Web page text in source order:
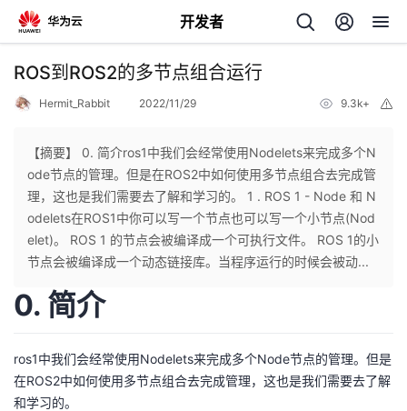
开发者
返
个
人
主
页
我
的
开
发
ROS到ROS2的多节点组合运行
Hermit_Rabbit 2022/11/29 9.3k+
【摘要】 0. 简介ros1中我们会经常使用Nodelets来完成多个N
ode节点的管理。但是在ROS2中如何使用多节点组合去完成管
理，这也是我们需要去了解和学习的。 1 . ROS 1 - Node 和 N
odelets在ROS1中你可以写一个节点也可以写一个小节点(Nod
elet)。 ROS 1 的节点会被编译成一个可执行文件。 ROS 1的小
节点会被编译成一个动态链接库。当程序运行的时候会被动...
0. 简介
ros1中我们会经常使用Nodelets来完成多个Node节点的管理。但是
在ROS2中如何使用多节点组合去完成管理，这也是我们需要去了解
和学习的。